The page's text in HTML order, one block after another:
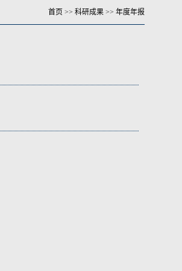
首页 >> 科研成果 >> 年度年报